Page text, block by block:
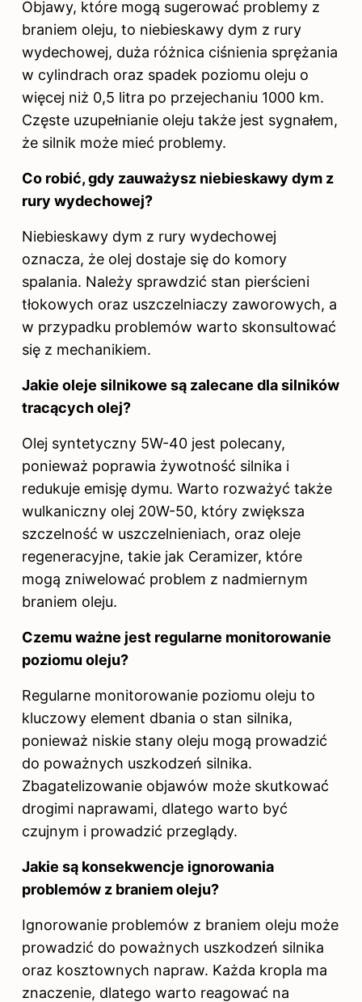
Objawy, które mogą sugerować problemy z
braniem oleju, to niebieskawy dym z rury
wydechowej, duża różnica ciśnienia sprężania
w cylindrach oraz spadek poziomu oleju o
więcej niż 0,5 litra po przejechaniu 1000 km.
Częste uzupełnianie oleju także jest sygnałem,
że silnik może mieć problemy.
Co robić, gdy zauważysz niebieskawy dym z
rury wydechowej?
Niebieskawy dym z rury wydechowej
oznacza, że olej dostaje się do komory
spalania. Należy sprawdzić stan pierścieni
tłokowych oraz uszczelniaczy zaworowych, a
w przypadku problemów warto skonsultować
się z mechanikiem.
Jakie oleje silnikowe są zalecane dla silników
tracących olej?
Olej syntetyczny 5W-40 jest polecany,
ponieważ poprawia żywotność silnika i
redukuje emisję dymu. Warto rozważyć także
wulkaniczny olej 20W-50, który zwiększa
szczelność w uszczelnieniach, oraz oleje
regeneracyjne, takie jak Ceramizer, które
mogą zniwelować problem z nadmiernym
braniem oleju.
Czemu ważne jest regularne monitorowanie
poziomu oleju?
Regularne monitorowanie poziomu oleju to
kluczowy element dbania o stan silnika,
ponieważ niskie stany oleju mogą prowadzić
do poważnych uszkodzeń silnika.
Zbagatelizowanie objawów może skutkować
drogimi naprawami, dlatego warto być
czujnym i prowadzić przeglądy.
Jakie są konsekwencje ignorowania
problemów z braniem oleju?
Ignorowanie problemów z braniem oleju może
prowadzić do poważnych uszkodzeń silnika
oraz kosztownych napraw. Każda kropla ma
znaczenie, dlatego warto reagować na